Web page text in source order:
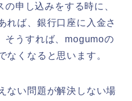
申し込みをする時に、
れば、銀行口座に入金さ
そうすれば、mogumoの
なくなると思います。
ない問題が解決しない場